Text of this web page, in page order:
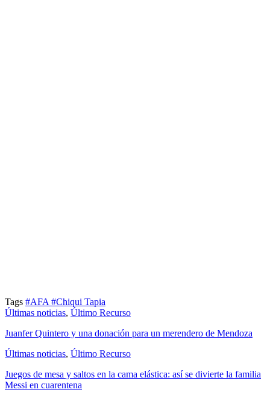
Tags #AFA #Chiqui Tapia
Últimas noticias, Último Recurso
Juanfer Quintero y una donación para un merendero de Mendoza
Últimas noticias, Último Recurso
Juegos de mesa y saltos en la cama elástica: así se divierte la familia
Messi en cuarentena